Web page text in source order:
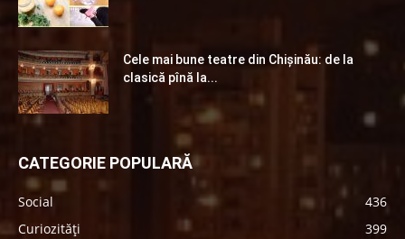
Cele mai bune teatre din Chişinău: de la
clasică pînă la...
CATEGORIE POPULARĂ
Social
436
Curiozități
399